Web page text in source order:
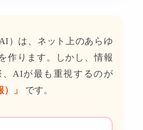
）は、ネット上のあらゆ
作ります。しかし、情報
AIが最も重視するのが
」
です。